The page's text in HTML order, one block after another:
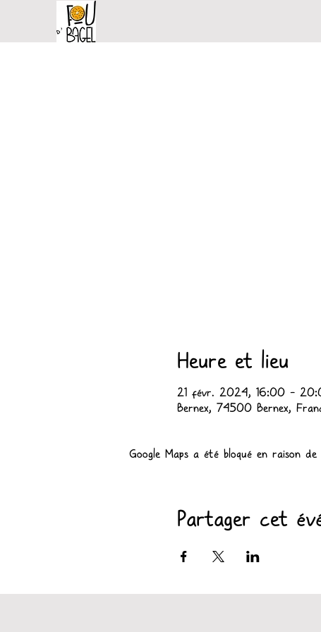
Heure et lieu
21 févr. 2024, 16:00 –
Bernex, 74500 Bernex,
Google Maps a été bloqué en raison
Partager cet